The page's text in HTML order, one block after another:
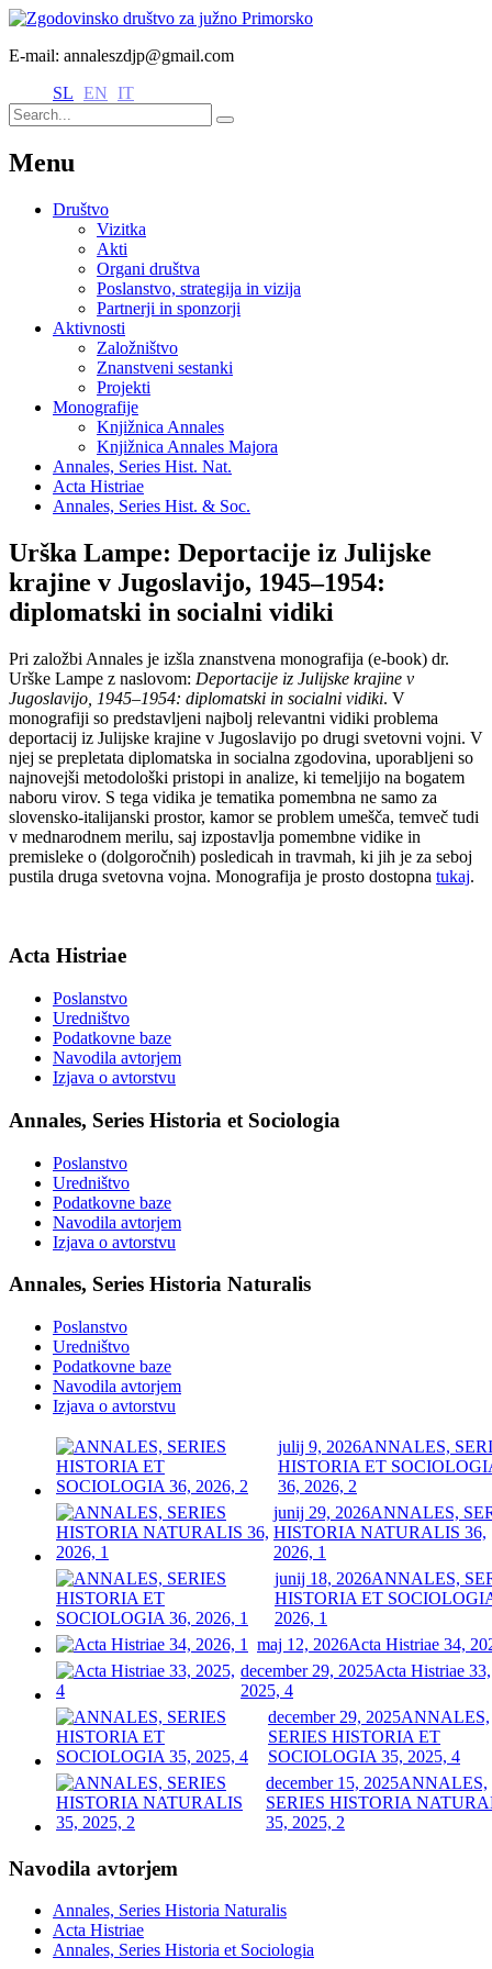
E-mail: annaleszdjp@gmail.com
SL EN IT
Menu
Društvo
Vizitka
Akti
Organi društva
Poslanstvo, strategija in vizija
Partnerji in sponzorji
Aktivnosti
Založništvo
Znanstveni sestanki
Projekti
Monografije
Knjižnica Annales
Knjižnica Annales Majora
Annales, Series Hist. Nat.
Acta Histriae
Annales, Series Hist. & Soc.
Urška Lampe: Deportacije iz Julijske
krajine v Jugoslavijo, 1945–1954:
diplomatski in socialni vidiki
Pri založbi Annales je izšla znanstvena monografija (e-book) dr.
Urške Lampe z naslovom: Deportacije iz Julijske krajine v
Jugoslavijo, 1945–1954: diplomatski in socialni vidiki. V
monografiji so predstavljeni najbolj relevantni vidiki problema
deportacij iz Julijske krajine v Jugoslavijo po drugi svetovni vojni. V
njej se prepletata diplomatska in socialna zgodovina, uporabljeni so
najnovejši metodološki pristopi in analize, ki temeljijo na bogatem
naboru virov. S tega vidika je tematika pomembna ne samo za
slovensko-italijanski prostor, kamor se problem umešča, temveč tudi
v mednarodnem merilu, saj izpostavlja pomembne vidike in
premisleke o (dolgoročnih) posledicah in travmah, ki jih je za seboj
pustila druga svetovna vojna. Monografija je prosto dostopna tukaj.
Acta Histriae
Poslanstvo
Uredništvo
Podatkovne baze
Navodila avtorjem
Izjava o avtorstvu
Annales, Series Historia et Sociologia
Poslanstvo
Uredništvo
Podatkovne baze
Navodila avtorjem
Izjava o avtorstvu
Annales, Series Historia Naturalis
Poslanstvo
Uredništvo
Podatkovne baze
Navodila avtorjem
Izjava o avtorstvu
julij 9, 2026ANNALES,
HISTORIA ET
36, 2026, 2
junij 29, 2026ANNALES,
HISTORIA NATURALIS 36,
2026, 1
junij 18, 2026ANNALES,
HISTORIA ET
2026, 1
maj 12, 2026Acta Histriae 34,
december 29, 2025Acta Histriae 33,
2025, 4
december 29, 2025ANNALES,
SERIES HISTORIA ET
SOCIOLOGIA 35, 2025, 4
december 15, 2025ANNALES,
SERIES HISTORIA
35, 2025, 2
Navodila avtorjem
Annales, Series Historia Naturalis
Acta Histriae
Annales, Series Historia et Sociologia